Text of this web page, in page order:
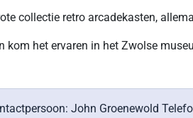
collectie retro arcadekasten,
kom het ervaren in het Zwolse
John Groenewold